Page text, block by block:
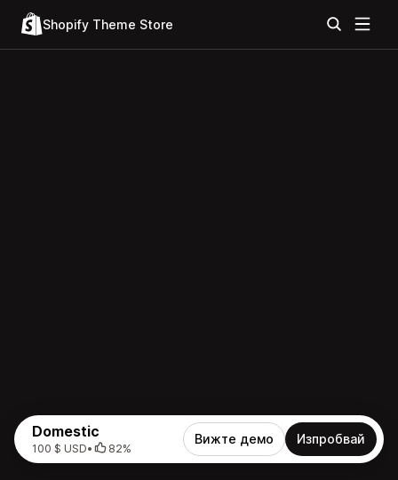
Shopify Theme Store
Domestic
100 $ USD• 82%
Вижте демо Изпробвай